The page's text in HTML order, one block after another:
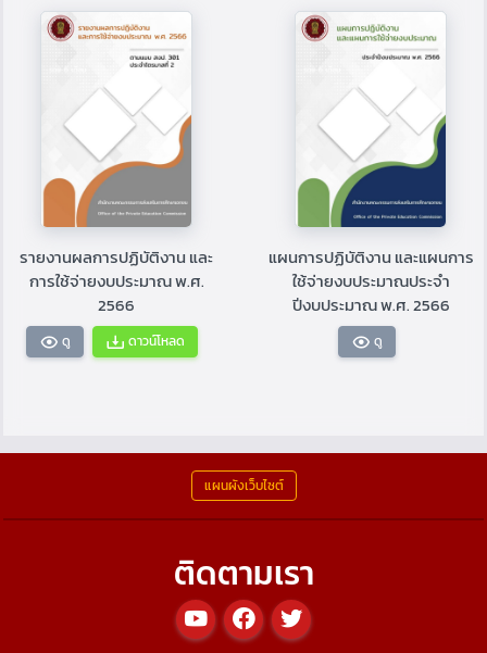
รายงานผลการปฏิบัติงาน และ
การใช้จ่ายงบประมาณ พ.ศ.
2566
ดู ดาวน์โหลด
แผนการปฏิบัติงาน และแผนการ
ใช้จ่ายงบประมาณประจำ
ปีงบประมาณ พ.ศ. 2566
ดู
แผนผังเว็บไซต์
ติดตามเรา